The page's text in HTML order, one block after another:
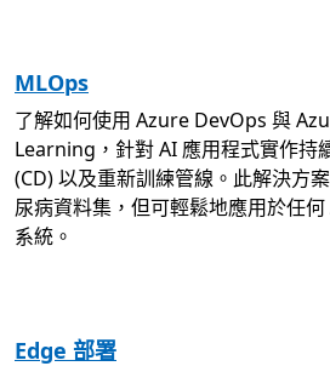
MLOps
了解如何使用 Azure DevOps 與
Learning，針對 AI 應用程式實作持
(CD) 以及重新訓練管線。此解決方
尿病資料集，但可輕鬆地應用於任
系統。
Edge 部署